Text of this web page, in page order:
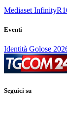
Mediaset Infinity
Eventi
Identità Golose
Seguici su